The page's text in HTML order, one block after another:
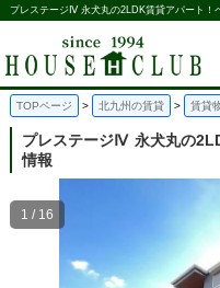
TOPページ 北九州の賃貸 賃貸
プレステージⅣ 永犬丸の
情報
1 / 16